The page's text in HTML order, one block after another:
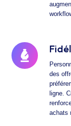
des
ligne.
achats
Fidélisation
client